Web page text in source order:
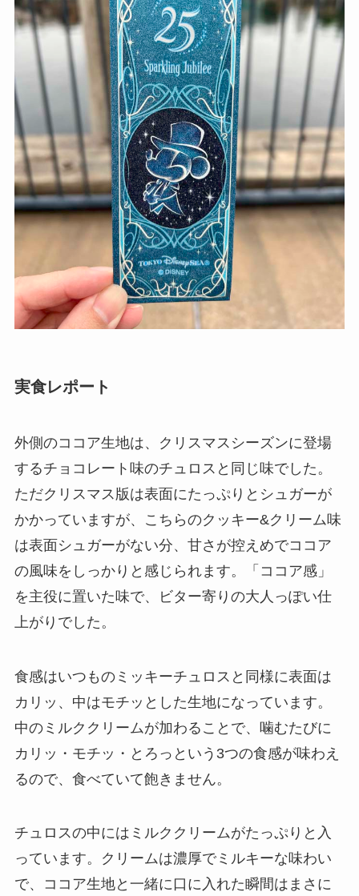
実食レポート
外側のココア生地は、クリスマスシーズンに登場
するチョコレート味のチュロスと同じ味でした。
ただクリスマス版は表面にたっぷりとシュガーが
かかっていますが、こちらのクッキー&クリーム味
は表面シュガーがない分、甘さが控えめでココア
の風味をしっかりと感じられます。「ココア感」
を主役に置いた味で、ビター寄りの大人っぽい仕
上がりでした。
食感はいつものミッキーチュロスと同様に表面は
カリッ、中はモチッとした生地になっています。
中のミルククリームが加わることで、噛むたびに
カリッ・モチッ・とろっという3つの食感が味わえ
るので、食べていて飽きません。
チュロスの中にはミルククリームがたっぷりと入
っています。クリームは濃厚でミルキーな味わい
で、ココア生地と一緒に口に入れた瞬間はまさに